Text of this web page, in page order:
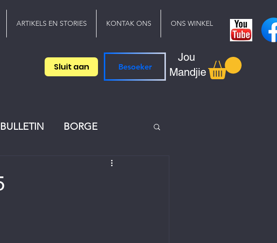
ARTIKELS EN STORIES KONTAK ONS ONS WINKEL
Sluit aan Besoeker
Jou
Mandjie
BORGE